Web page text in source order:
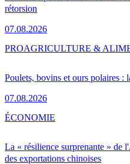
rétorsion
07.08.2026
Poulets, bovins et ours polaires :
07.08.2026
PROAGRICULTURE &
La « résilience surprenante » de
des exportations chinoises
ÉCONOMIE